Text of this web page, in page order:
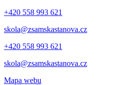
+420 558 993 621
skola@zsamskastanova.cz
+420 558 993 621
skola@zsamskastanova.cz
Mapa webu